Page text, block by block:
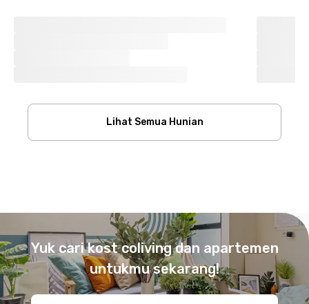
Lihat Semua Hunian
Yuk cari kost coliving dan apartemen
untukmu sekarang!